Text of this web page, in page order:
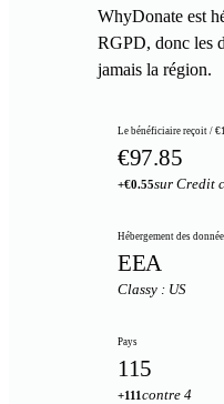
WhyDonate est
RGPD, donc les
jamais la région.
Le bénéficiaire reçoit /
€97.85
+€0.55sur Credit
Hébergement des
EEA
Classy : US
Pays
115
+111contre 4